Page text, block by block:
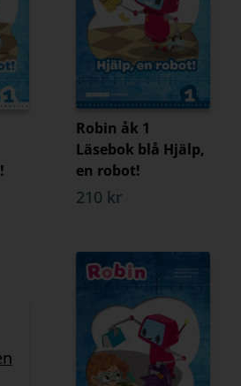
Robin åk 1
Läsebok blå Hjälp,
en robot!
210 kr